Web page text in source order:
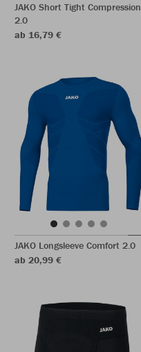
JAKO Short Tight Compression
2.0
ab 16,79 €
JAKO Longsleeve Comfort 2.0
ab 20,99 €